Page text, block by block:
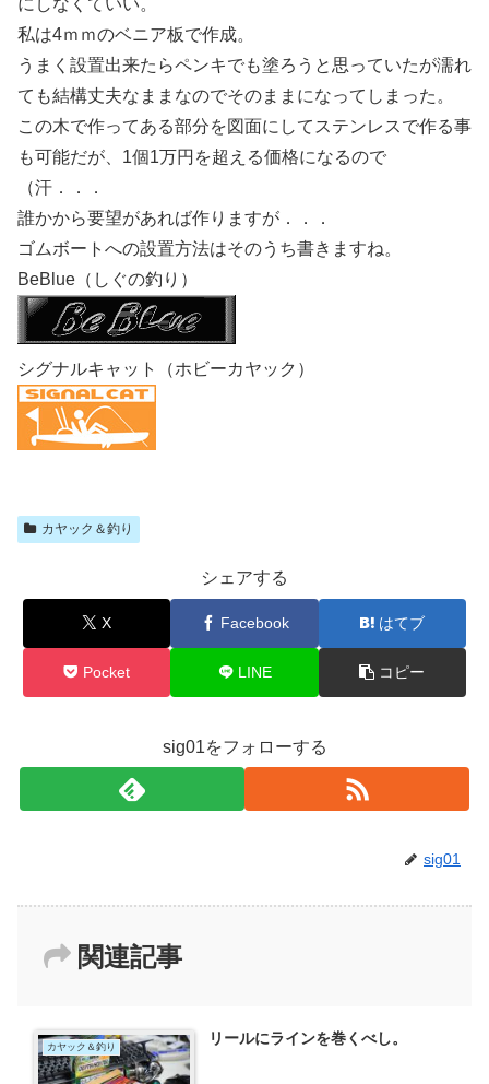
私は4ｍｍのベニア板で作成。
うまく設置出来たらペンキでも塗ろうと思っていたが濡れ
ても結構丈夫なままなのでそのままになってしまった。
この木で作ってある部分を図面にしてステンレスで作る事
も可能だが、1個1万円を超える価格になるので
（汗．．．
誰かから要望があれば作りますが．．．
ゴムボートへの設置方法はそのうち書きますね。
BeBlue（しぐの釣り）
シグナルキャット（ホビーカヤック）
カヤック＆釣り
シェアする
X Facebook はてブ
Pocket LINE コピー
sig01をフォローする
sig01
関連記事
カヤック＆釣り リールにラインを巻くべし。